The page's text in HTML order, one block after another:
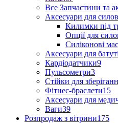
Все Запчастини та
Аксесуари для
Килимки під
Опції для
Силіконові
Аксесуари для
Кардіодатчики9
Пульсометри3
Стійки для
Фітнес-браслети15
Аксесуари для
Ваги39
Розпродаж з вітрини175